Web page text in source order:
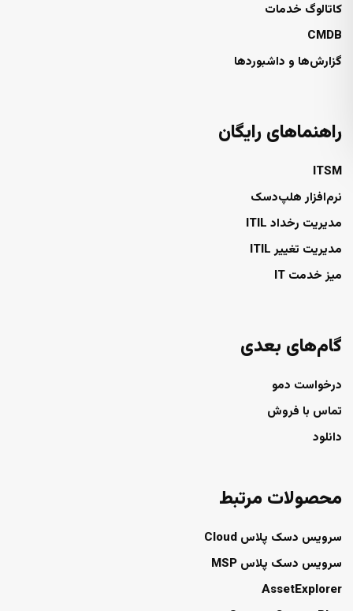
کاتالوگ خدمات
CMDB
گزارش‌ها و داشبوردها
راهنماهای رایگان
ITSM
نرم‌افزار هلپ‌دسک
مدیریت رخداد ITIL
مدیریت تغییر ITIL
میز خدمت IT
گام‌های بعدی
درخواست دمو
تماس با فروش
دانلود
محصولات مرتبط
سرویس دسک پلاس Cloud
سرویس دسک پلاس MSP
AssetExplorer